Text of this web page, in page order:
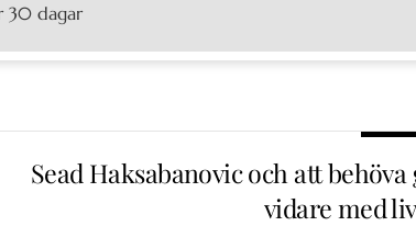
30 dagar
Sead Haksabanovic och att behöva
vidare med